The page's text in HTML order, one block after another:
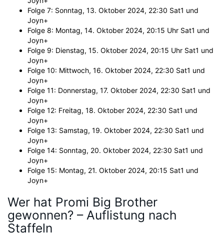
Folge 7: Sonntag, 13. Oktober 2024, 22:30 Sat1 und
Joyn+
Folge 8: Montag, 14. Oktober 2024, 20:15 Uhr Sat1 und
Joyn+
Folge 9: Dienstag, 15. Oktober 2024, 20:15 Uhr Sat1 und
Joyn+
Folge 10: Mittwoch, 16. Oktober 2024, 22:30 Sat1 und
Joyn+
Folge 11: Donnerstag, 17. Oktober 2024, 22:30 Sat1 und
Joyn+
Folge 12: Freitag, 18. Oktober 2024, 22:30 Sat1 und
Joyn+
Folge 13: Samstag, 19. Oktober 2024, 22:30 Sat1 und
Joyn+
Folge 14: Sonntag, 20. Oktober 2024, 22:30 Sat1 und
Joyn+
Folge 15: Montag, 21. Oktober 2024, 20:15 Sat1 und
Joyn+
Wer hat Promi Big Brother
gewonnen? – Auflistung nach
Staffeln